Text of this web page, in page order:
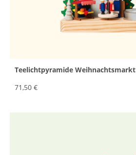
Teelichtpyramide Weihnachtsmarkt
71,50 €